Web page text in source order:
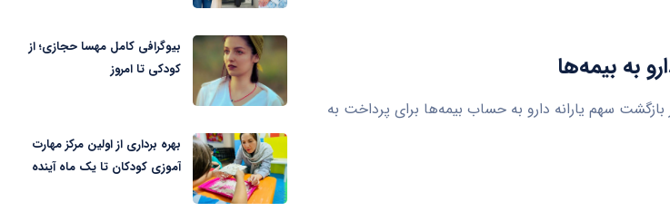
به بیمه‌ها
بازگشت سهم یارانه دارو به حساب بیمه‌ها برای پرداخت به
بیوگرافی کامل مهسا حجازی؛ از
کودکی تا امروز
بهره برداری از اولین مرکز مهارت
آموزی کودکان تا یک ماه آینده